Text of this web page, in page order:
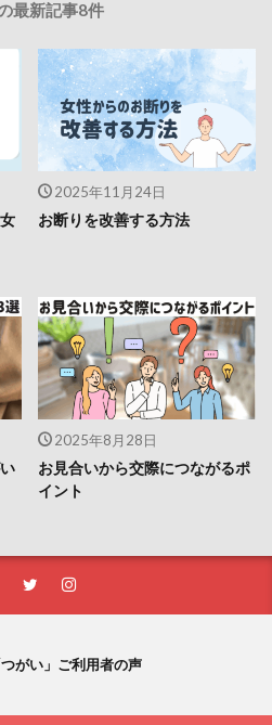
最新記事8件
2025年11月24日
お断りを改善する方法
2025年8月28日
お見合いから交際につながるポ
イント
がい」ご利用者の声